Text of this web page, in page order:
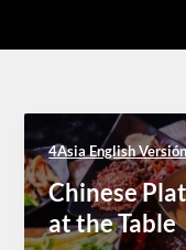
4Asia English
Chinese
at the Table